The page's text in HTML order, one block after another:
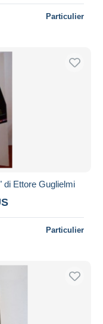
Particulier
di Ettore Guglielmi
Particulier